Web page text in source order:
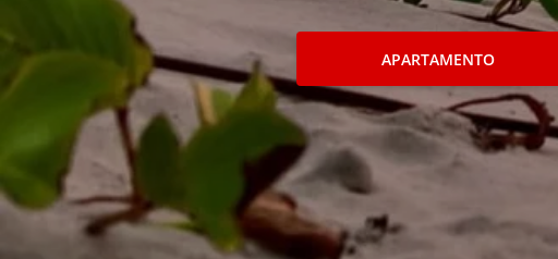
APARTAMENTO